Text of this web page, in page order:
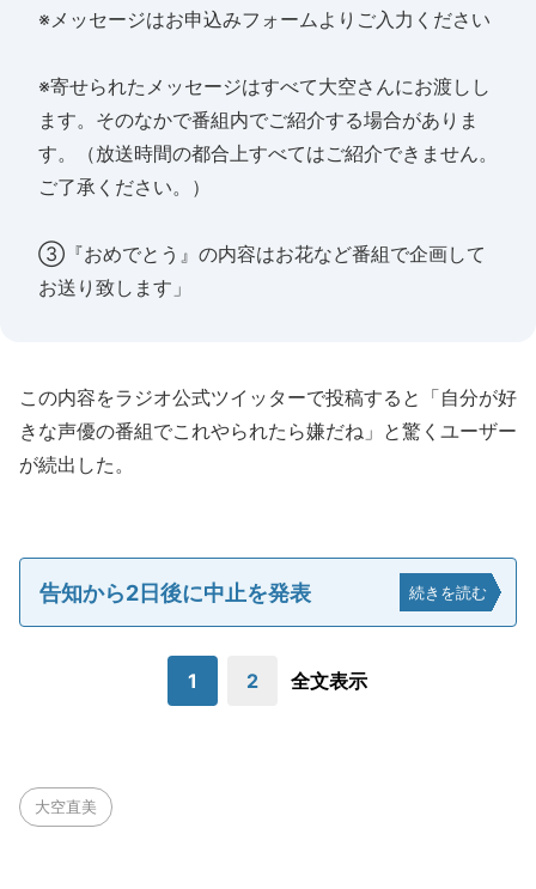
※メッセージはお申込みフォームよりご入力ください
※寄せられたメッセージはすべて大空さんにお渡しし
ます。そのなかで番組内でご紹介する場合がありま
す。（放送時間の都合上すべてはご紹介できません。
ご了承ください。）
③『おめでとう』の内容はお花など番組で企画して
お送り致します」
この内容をラジオ公式ツイッターで投稿すると「自分が好
きな声優の番組でこれやられたら嫌だね」と驚くユーザー
が続出した。
告知から2日後に中止を発表 続きを読む
1 2 全文表示
大空直美